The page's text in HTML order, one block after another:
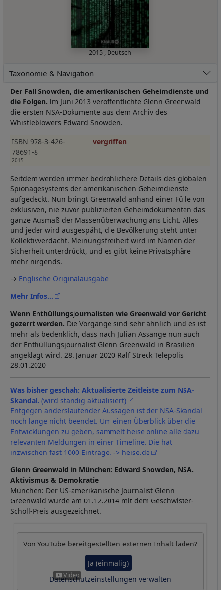
2015 , Deutsch
Taxonomie & Navigation
Der Fall Snowden, die amerikanischen Geheimdienste und
die Folgen. lm Juni 2013 veröffentlichte Glenn Greenwald
die ersten NSA-Dokumente aus dem Archiv des
Whistleblowers Edward Snowden.
ISBN 978-3-426-
78691-8
2015
vergriffen
Seitdem werden immer bedrohlichere Details des globalen
Spionagesystems der amerikanischen Geheimdienste
aufgedeckt. Nun bringt Greenwald anhand einer Fülle von
exklusiven, nie zuvor publizierten Geheimdokumenten das
ganze Ausmaß der Massenüberwachung ans Licht. Alles
und jeder wird ausgespäht, die Bevölkerung steht unter
Kollektivverdacht. Meinungsfreiheit wird im Namen der
Sicherheit unterdrückt, und es gibt keine Privatsphäre
mehr nirgends.
→ Englische Originalausgabe
Mehr Infos...
Wenn Enthüllungsjournalisten wie Greenwald vor Gericht
gezerrt werden. Die Vorgänge sind sehr ähnlich und es ist
mehr als bedenklich, dass nach Julian Assange nun auch
der Enthüllungsjournalist Glenn Greenwald in Brasilien
angeklagt wird. 28. Januar 2020 Ralf Streck Telepolis
28.01.2020
Was bisher geschah: Aktualisierte Zeitleiste zum NSA-
Skandal. (wird ständig aktualisiert)
Entgegen anderslautender Aussagen ist der NSA-Skandal
noch lange nicht beendet. Um einen Überblick über die
Entwicklungen zu geben, sammelt heise online alle dazu
relevanten Meldungen in einer Timeline. Die hat
inzwischen fast 1000 Einträge. -> heise.de
Glenn Greenwald in München: Edward Snowden, NSA.
Aktivismus & Demokratie
München: Der US-amerikanische Journalist Glenn
Greenwald wurde am 01.12.2014 mit dem Geschwister-
Scholl-Preis ausgezeichnet.
Von YouTube bereitgestellten externen Inhalt laden?
Ja (einmalig)
Datenschutzeinstellungen verwalten